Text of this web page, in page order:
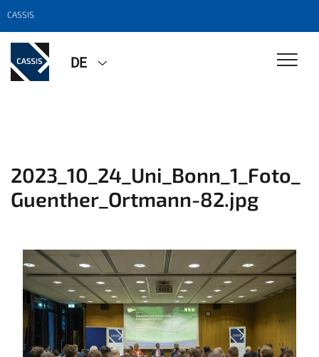
CASSIS
DE
2023_10_24_Uni_Bonn_1_Foto_
Guenther_Ortmann-82.jpg